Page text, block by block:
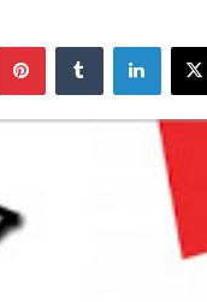
‫X لينكدإن